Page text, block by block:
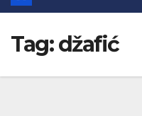
Tag:džafić